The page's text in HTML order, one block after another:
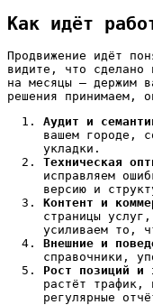
Как идёт
Продвижение идёт
видите, что
на месяцы — держим
решения принимаем,
Аудит и
вашем городе,
укладки.
Техническая
исправляем
версию и
Контент и
страницы
усиливаем то,
Внешние и
справочники,
Рост позиций и
растёт трафик,
регулярные